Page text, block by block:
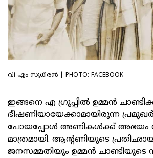
വി എം സുധീരൻ | PHOTO: FACEBOOK
ഇങ്ങനെ എ ഗ്രൂപ്പില്‍ ഉമ്മന്‍
ഭീഷണിയായേക്കാമായിരുന്ന
പോയപ്പോള്‍ അണികള്‍ക്ക് അഭയം
മാത്രമായി. ആന്റണിയുടെ
ജനസമ്മതിയും ഉമ്മന്‍ ചാണ്ടിയുടെ